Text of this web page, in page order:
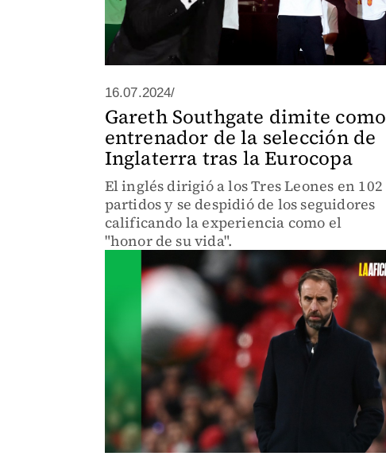
16.07.2024/
Gareth Southgate dimite como
entrenador de la selección de
Inglaterra tras la Eurocopa
El inglés dirigió a los Tres Leones en 102
partidos y se despidió de los seguidores
calificando la experiencia como el
"honor de su vida".